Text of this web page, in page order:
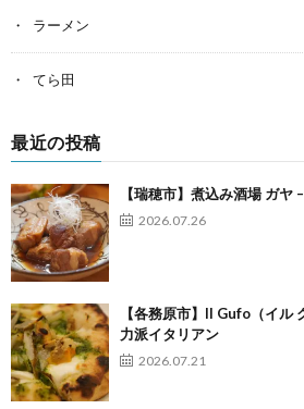
ラーメン
てら田
最近の投稿
【瑞穂市】煮込み酒場 ガヤ
2026.07.26
【各務原市】Il Gufo（イル
力派イタリアン
2026.07.21